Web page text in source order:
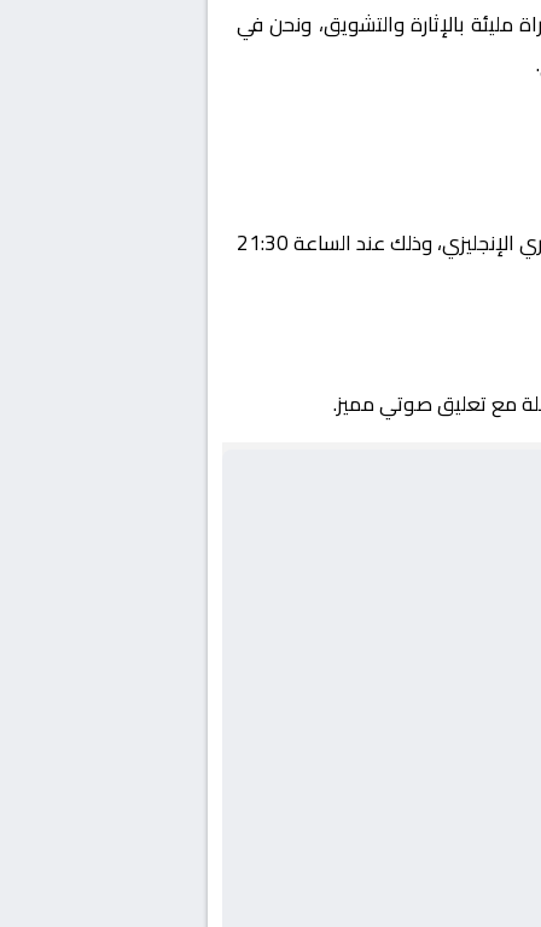
مليئة بالإثارة والتشويق، ونحن في
يستضيف اليوم 2026-01-07 لقاءً مرتقبًا يجمع بين فولهام و تشيلسي ضمن منافسات بطولة إنجلترا, الدوري الإنجليزي، وذلك عند الساعة 21:30